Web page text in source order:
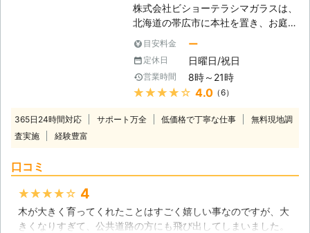
照園におまかせを！】 しかし、大き
くなってしまった木を切り倒すのは素
人では難しいです。もしかしたら家の
方角に倒してしまい、屋根や外壁など
を破損させてしまうかもしれません。
そうさせないためにも私たち株式会社
石照園のような庭作業に慣れた業者に
依頼をした方が良いです。私たちは庭
仕事を主に行っている業者であり、庭
きます。
株式会社ビショーテラシマガラスは、
北海道の帯広市に本社を置き、お庭の
木の伐採作業を行なっている会社で
す。対応可能な地域は十勝郡浦幌町だ
けになっていますが、その分町の魅力
を知りつくした地域密着型の企業なの
です。土曜日でも作業ができるので、
【伐採をしましょう】 人口5,100人ほ
くなり、そのまま放置してしまうとい
う人も少なくないようです。しかしな
目安料金 ー
定休日 日曜日/祝日
営業時間 8時～21時
★★★★★ 4.0（6）
365日24時間対応 サポート万全 低価格で丁寧な仕事
無料現地調
査実施
経験豊富
口コミ
★★★★★ 4
木が大きく育ってくれたことはすごく嬉しい事なのですが、大
きくなりすぎて、公共道路の方にも飛び出してしまいました。